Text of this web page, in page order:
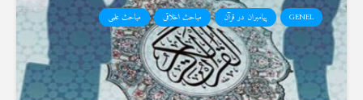
GENEL پیامبران در قرآن مباحث اخلاقی مباحث علمی